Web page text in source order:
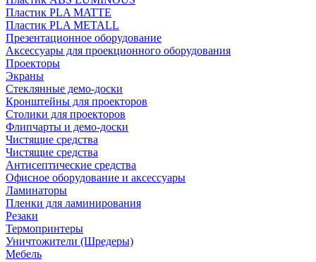
Пластик PLA MATTE
Пластик PLA METALL
Презентационное оборудование
Аксессуары для проекционного оборудования
Проекторы
Экраны
Стеклянные демо-доски
Кронштейны для проекторов
Столики для проекторов
Флипчарты и демо-доски
Чистящие средства
Чистящие средства
Антисептические средства
Офисное оборудование и аксессуары
Ламинаторы
Пленки для ламинирования
Резаки
Термопринтеры
Уничтожители (Шредеры)
Мебель